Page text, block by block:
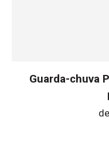
Guarda-chuva